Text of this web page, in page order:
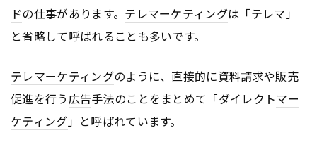
ドの仕事があります。 テレマーケティングは「テレマ」
と省略して呼ばれることも多いです。
テレマーケティングのように、直接的に資料請求や販売
促進を行う広告手法のことをまとめて「ダイレクトマー
ケティング」と呼ばれています。